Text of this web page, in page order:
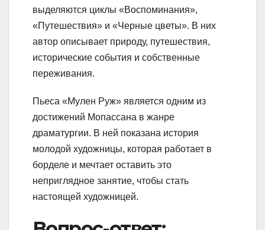
выделяются циклы «Воспоминания»,
«Путешествия» и «Черные цветы». В них
автор описывает природу, путешествия,
исторические события и собственные
переживания.
Пьеса «Мулен Руж» является одним из
достижений Мопассана в жанре
драматургии. В ней показана история
молодой художницы, которая работает в
борделе и мечтает оставить это
неприглядное занятие, чтобы стать
настоящей художницей.